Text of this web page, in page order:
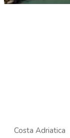
Costa Adriatica